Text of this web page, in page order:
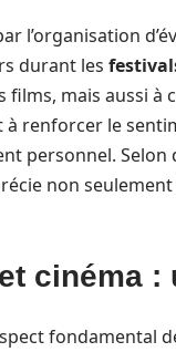
l’organisation
durant les
mais aussi à
renforcer le
personnel.
non
cinéma
fondamental